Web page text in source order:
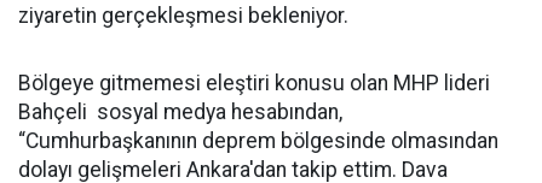
ziyaretin gerçekleşmesi bekleniyor.
Bölgeye gitmemesi eleştiri konusu olan MHP lideri
Bahçeli sosyal medya hesabından,
“Cumhurbaşkanının deprem bölgesinde olmasından
dolayı gelişmeleri Ankara'dan takip ettim. Dava